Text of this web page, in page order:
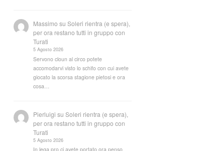
Massimo suSoleri rientra (e spera),
per ora restano tutti in gruppo con
Turati
5 Agosto 2026
Servono cloun al circo potete
accomodarvi visto lo schifo con cui avete
giocato la scorsa stagione pietosi e ora
cosa…
Pierluigi suSoleri rientra (e spera),
per ora restano tutti in gruppo con
Turati
5 Agosto 2026
In lega pro ci avete portato ora penso